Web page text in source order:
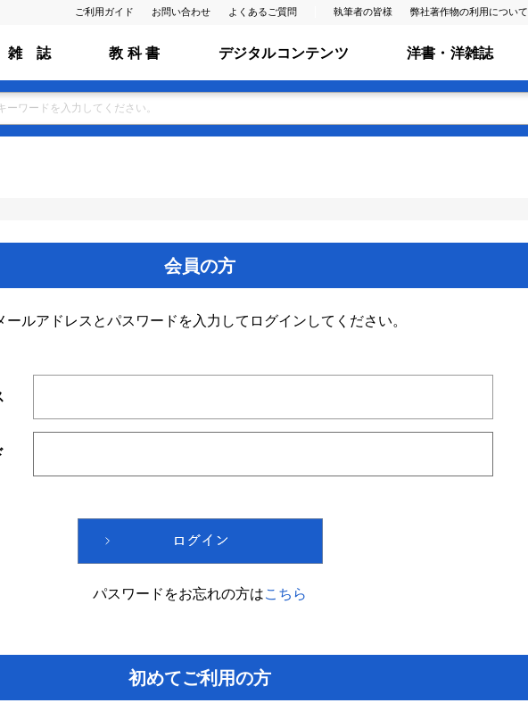
ご利用ガイド お問い合わせ よくあるご質問 執筆者の皆様 弊社著作物の利用について
雑 誌 教 科 書 デジタルコンテンツ 洋書・洋雑誌
会員の方
ールアドレスとパスワードを入力してログインしてください。
パスワードをお忘れの方はこちら
初めてご利用の方